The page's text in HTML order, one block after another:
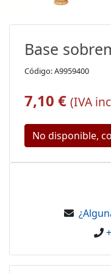
Base
Código: A9959400
7,10 € (IVA
No disponible,